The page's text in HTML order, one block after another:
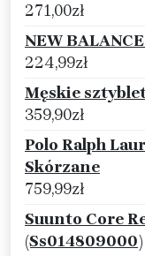
271,00zł
NEW
224,99zł
Męskie
359,90zł
Polo Ralph
Skórzane
759,99zł
Suunto Core
(Ss014809000)